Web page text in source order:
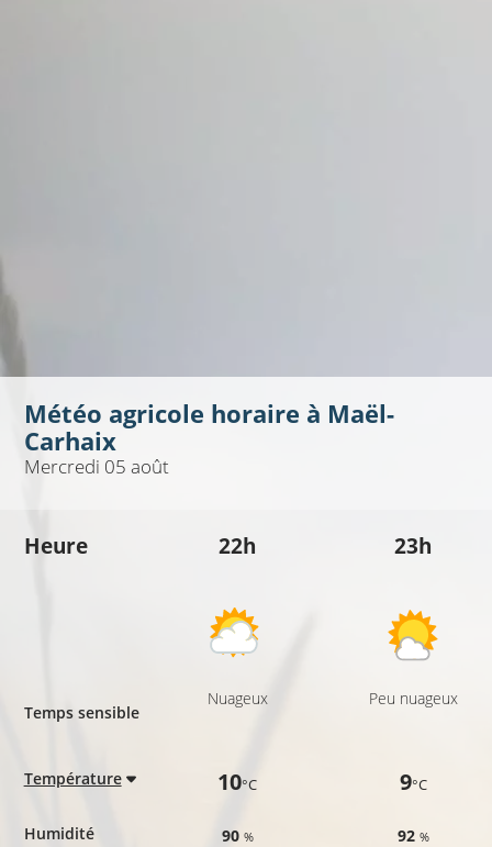
Météo agricole horaire à Maël-
Carhaix
Mercredi 05 août
Heure
Temps sensible
Température
Humidité
22h
Nuageux
10°C
90 %
23h
Peu nuageux
9°C
92 %